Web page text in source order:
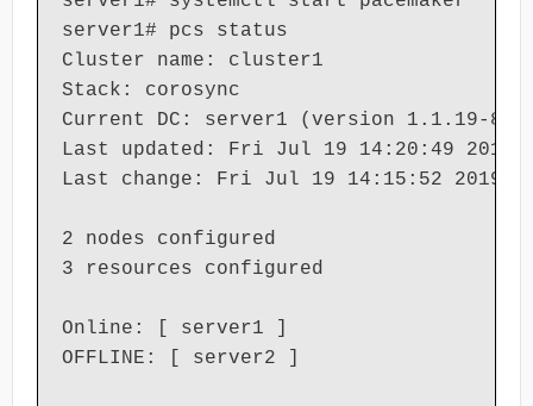
server1# pcs status
Cluster name: cluster1
Stack: corosync
Current DC: server1 (version 1.1.19-
Last updated: Fri Jul 19 14:20:49 2019
Last change: Fri Jul 19 14:15:52 2019
2 nodes configured
3 resources configured
Online: [ server1 ]
OFFLINE: [ server2 ]